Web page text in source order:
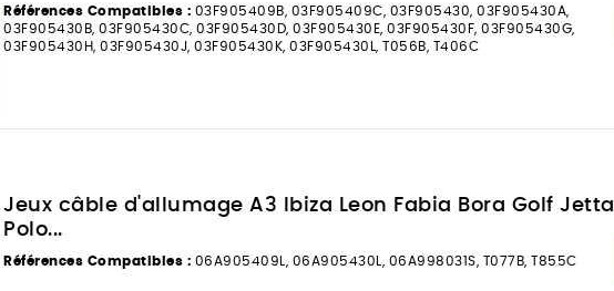
Références Compatibles : 03F905409B, 03F905409C, 03F905430, 03F905430A,
03F905430B, 03F905430C, 03F905430D, 03F905430E, 03F905430F, 03F905430G,
03F905430H, 03F905430J, 03F905430K, 03F905430L, T056B, T406C
Jeux câble d'allumage A3 Ibiza Leon Fabia Bora Golf Jetta
Polo...
Références Compatibles : 06A905409L, 06A905430L, 06A998031S, T077B, T855C